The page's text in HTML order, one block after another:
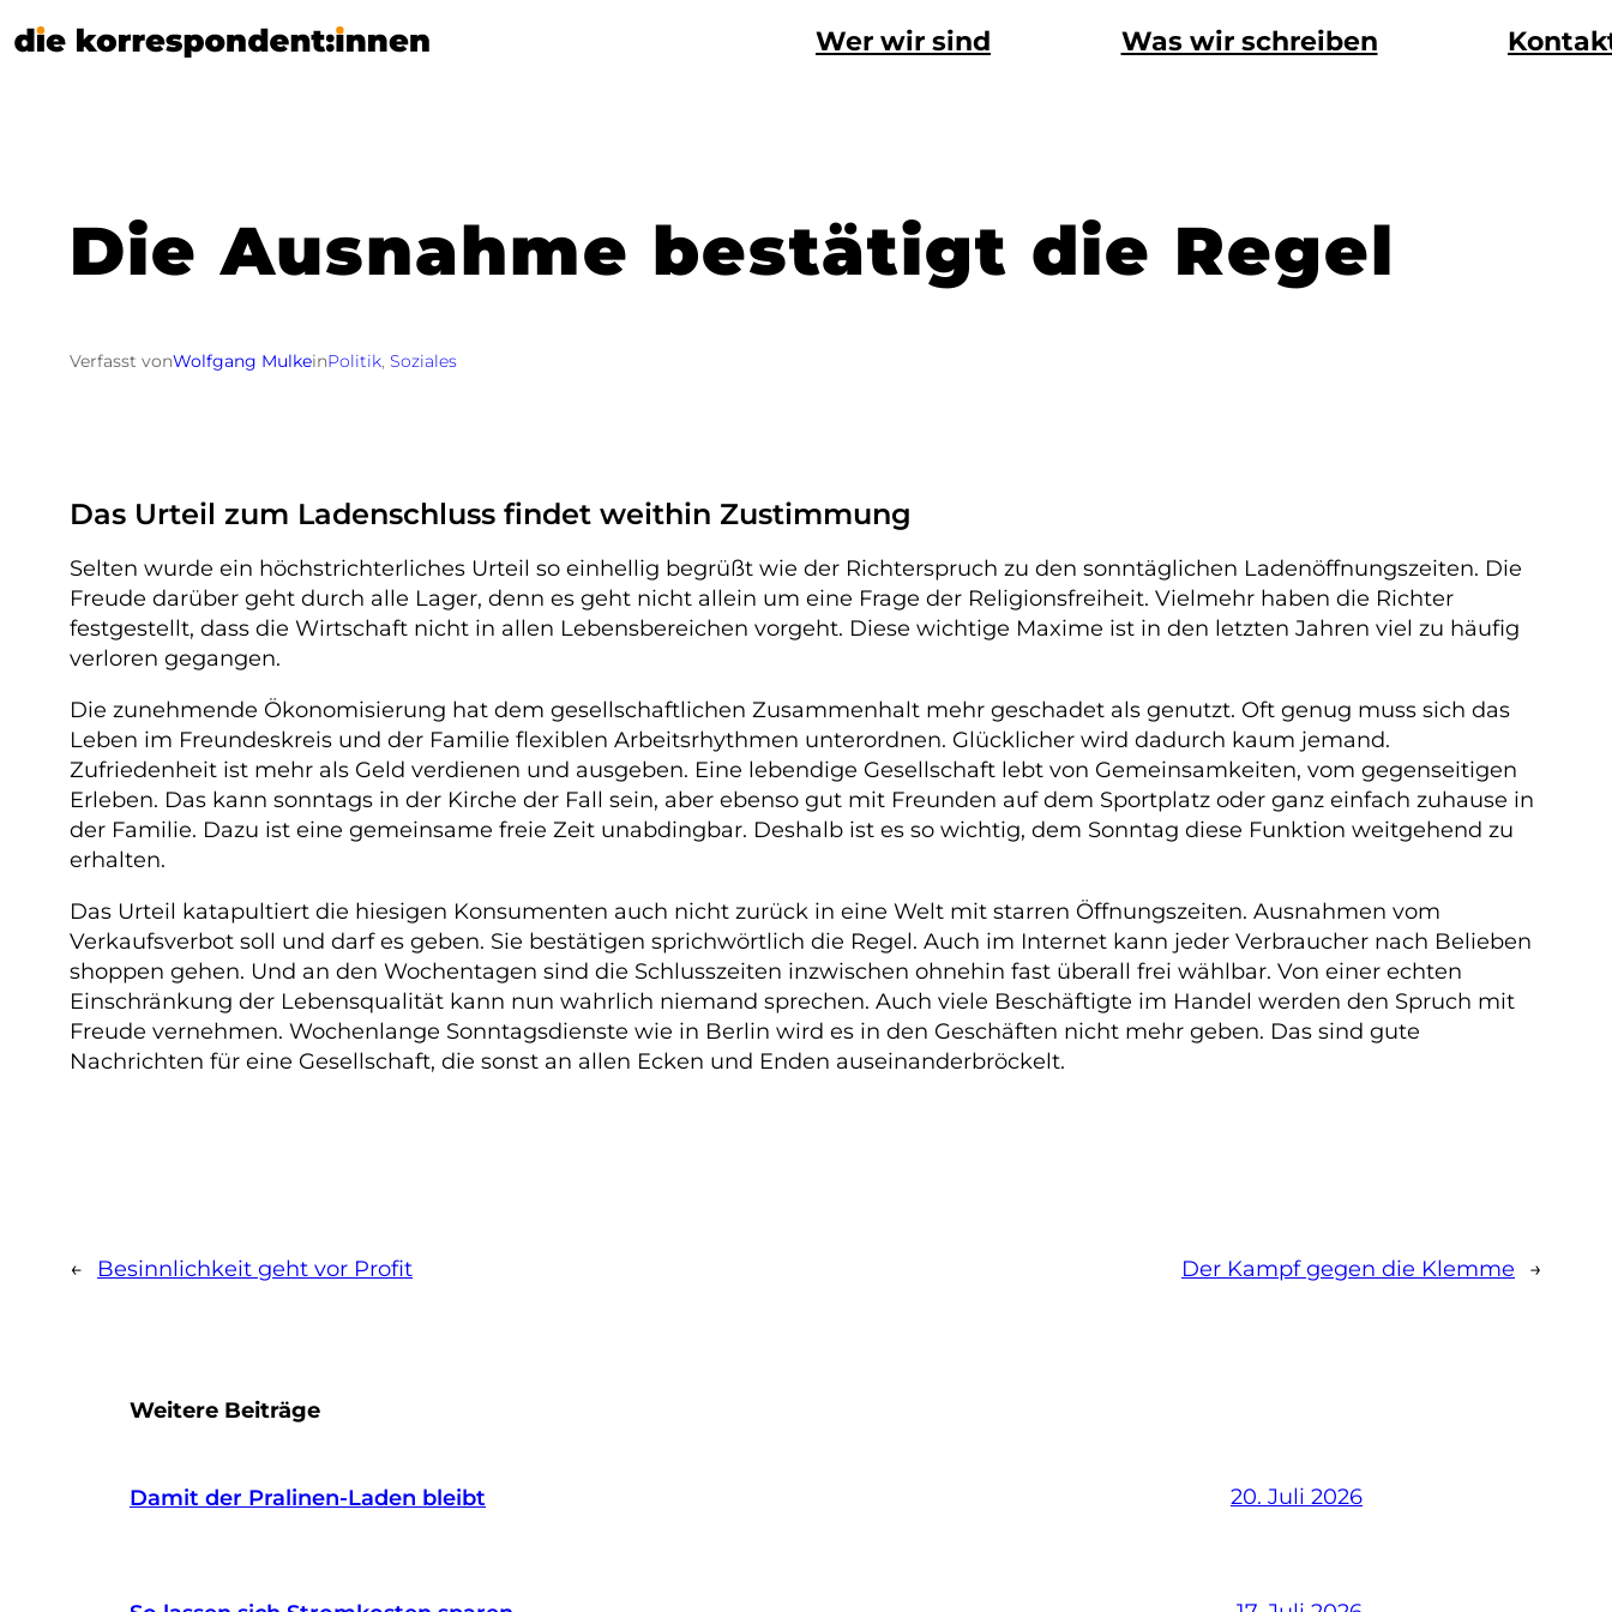
Wer wir sind Was wir schreiben
Die Ausnahme bestätigt die Regel
Verfasst vonWolfgang MulkeinPolitik, Soziales
Das Urteil zum Ladenschluss findet weithin Zustimmung
Selten wurde ein höchstrichterliches Urteil so einhellig begrüßt wie der Richterspruch zu den sonntäglichen Ladenöffnungszeiten. Die
Freude darüber geht durch alle Lager, denn es geht nicht allein um eine Frage der Religionsfreiheit. Vielmehr haben die Richter
festgestellt, dass die Wirtschaft nicht in allen Lebensbereichen vorgeht. Diese wichtige Maxime ist in den letzten Jahren viel zu häufig
verloren gegangen.
Die zunehmende Ökonomisierung hat dem gesellschaftlichen Zusammenhalt mehr geschadet als genutzt. Oft genug muss sich das
Leben im Freundeskreis und der Familie flexiblen Arbeitsrhythmen unterordnen. Glücklicher wird dadurch kaum jemand.
Zufriedenheit ist mehr als Geld verdienen und ausgeben. Eine lebendige Gesellschaft lebt von Gemeinsamkeiten, vom gegenseitigen
Erleben. Das kann sonntags in der Kirche der Fall sein, aber ebenso gut mit Freunden auf dem Sportplatz oder ganz einfach zuhause in
der Familie. Dazu ist eine gemeinsame freie Zeit unabdingbar. Deshalb ist es so wichtig, dem Sonntag diese Funktion weitgehend zu
erhalten.
Das Urteil katapultiert die hiesigen Konsumenten auch nicht zurück in eine Welt mit starren Öffnungszeiten. Ausnahmen vom
Verkaufsverbot soll und darf es geben. Sie bestätigen sprichwörtlich die Regel. Auch im Internet kann jeder Verbraucher nach Belieben
shoppen gehen. Und an den Wochentagen sind die Schlusszeiten inzwischen ohnehin fast überall frei wählbar. Von einer echten
Einschränkung der Lebensqualität kann nun wahrlich niemand sprechen. Auch viele Beschäftigte im Handel werden den Spruch mit
Freude vernehmen. Wochenlange Sonntagsdienste wie in Berlin wird es in den Geschäften nicht mehr geben. Das sind gute
Nachrichten für eine Gesellschaft, die sonst an allen Ecken und Enden auseinanderbröckelt.
← Besinnlichkeit geht vor Profit Der Kampf gegen die Klemme →
Weitere Beiträge
Damit der Pralinen-Laden bleibt 20. Juli 2026